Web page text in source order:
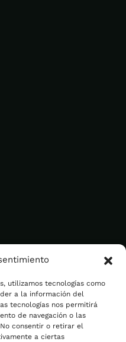
utilizamos tecnologías como
a la información del
tecnologías nos permitirá
de navegación o las
consentir o retirar el
a ciertas